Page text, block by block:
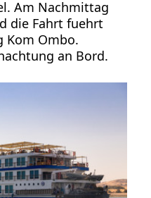
Am Nachmittag
die Fahrt fuehrt
Kom Ombo.
an Bord.